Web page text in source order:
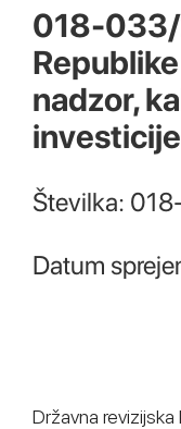
018-
nadzor,
Številka:
Datum
Državna